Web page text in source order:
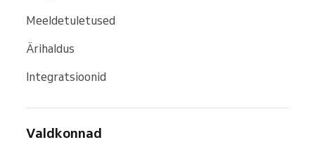
Meeldetuletused
Ärihaldus
Integratsioonid
Valdkonnad